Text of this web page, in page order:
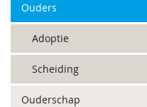
Ouders
Adoptie
Scheiding
Ouderschap